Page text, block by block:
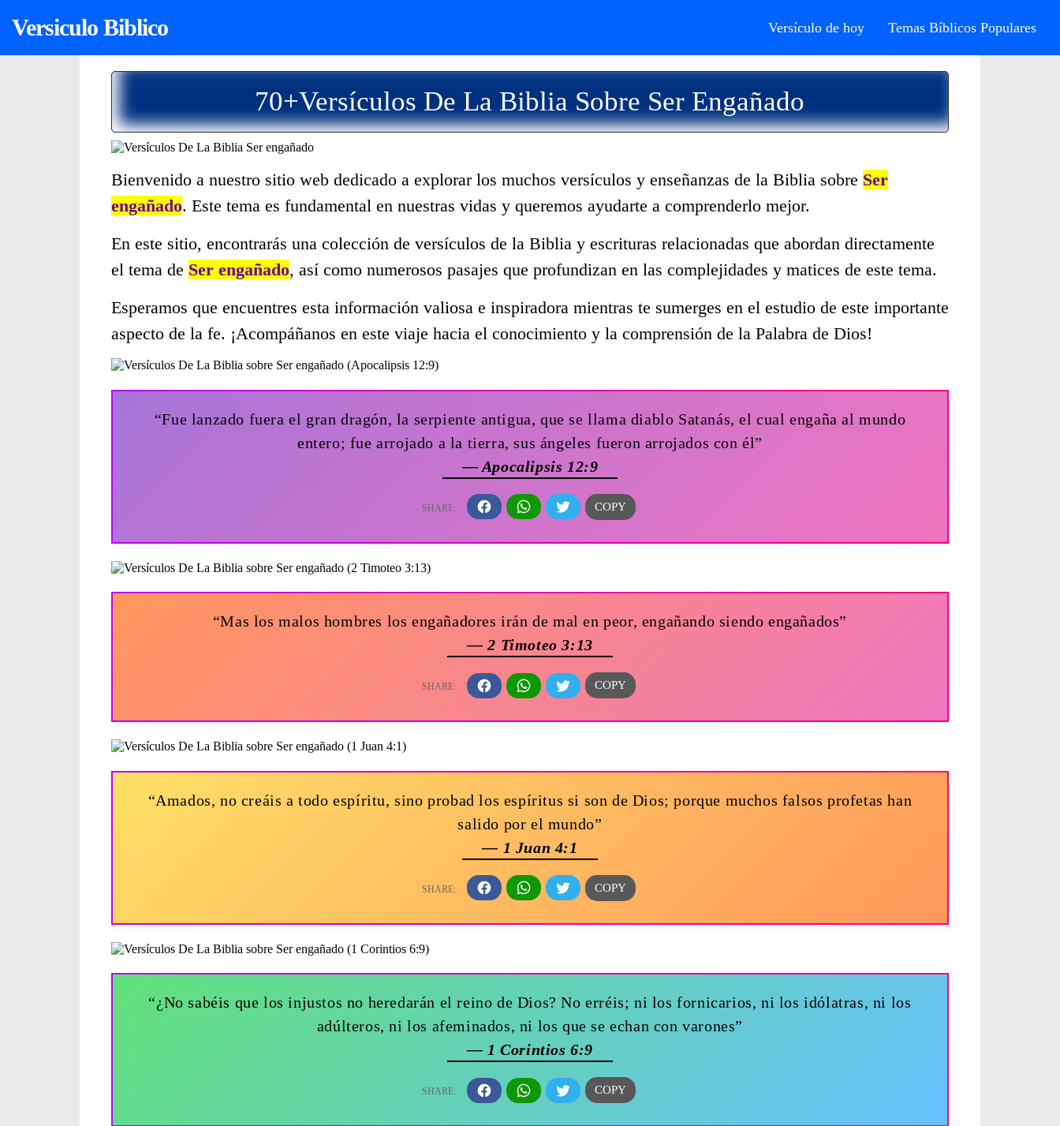
Versiculo Biblico Versículo de hoy Temas Bíblicos Populares
70+Versículos De La Biblia Sobre Ser Engañado
Bienvenido a nuestro sitio web dedicado a explorar los muchos versículos y enseñanzas de la Biblia sobre Ser
engañado. Este tema es fundamental en nuestras vidas y queremos ayudarte a comprenderlo mejor.
En este sitio, encontrarás una colección de versículos de la Biblia y escrituras relacionadas que abordan directamente
el tema de Ser engañado, así como numerosos pasajes que profundizan en las complejidades y matices de este tema.
Esperamos que encuentres esta información valiosa e inspiradora mientras te sumerges en el estudio de este importante
aspecto de la fe. ¡Acompáñanos en este viaje hacia el conocimiento y la comprensión de la Palabra de Dios!
“Fue lanzado fuera el gran dragón, la serpiente antigua, que se llama diablo Satanás, el cual engaña al mundo
entero; fue arrojado a la tierra, sus ángeles fueron arrojados con él”
— Apocalipsis 12:9
“Mas los malos hombres los engañadores irán de mal en peor, engañando siendo engañados”
— 2 Timoteo 3:13
“Amados, no creáis a todo espíritu, sino probad los espíritus si son de Dios; porque muchos falsos profetas han
salido por el mundo”
— 1 Juan 4:1
“¿No sabéis que los injustos no heredarán el reino de Dios? No erréis; ni los fornicarios, ni los idólatras, ni los
adúlteros, ni los afeminados, ni los que se echan con varones”
— 1 Corintios 6:9